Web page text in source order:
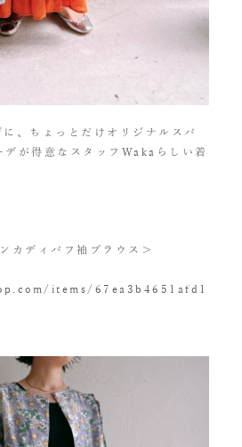
、ちょっとだけオリジナルスパ
デが得意なスタッフWakaらしい着
ディパフ袖ブラウス＞
items/67ea3b4651afd1